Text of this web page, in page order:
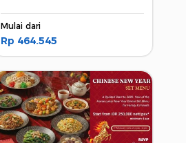
Mulai dari
Rp 464.545